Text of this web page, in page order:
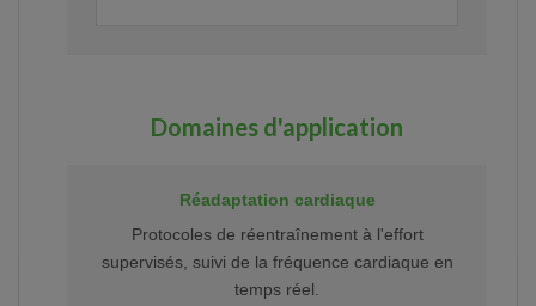
Domaines d'application
Réadaptation cardiaque
Protocoles de réentraînement à l'effort
supervisés, suivi de la fréquence cardiaque en
temps réel.